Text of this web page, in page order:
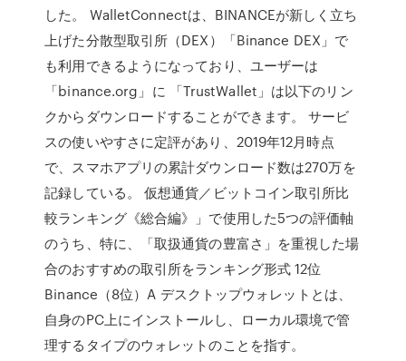
した。 WalletConnectは、BINANCEが新しく立ち
上げた分散型取引所（DEX）「Binance DEX」で
も利用できるようになっており、ユーザーは
「binance.org」に 「TrustWallet」は以下のリン
クからダウンロードすることができます。 サービ
スの使いやすさに定評があり、2019年12月時点
で、スマホアプリの累計ダウンロード数は270万を
記録している。 仮想通貨／ビットコイン取引所比
較ランキング《総合編》」で使用した5つの評価軸
のうち、特に、「取扱通貨の豊富さ」を重視した場
合のおすすめの取引所をランキング形式 12位
Binance（8位）A デスクトップウォレットとは、
自身のPC上にインストールし、ローカル環境で管
理するタイプのウォレットのことを指す。